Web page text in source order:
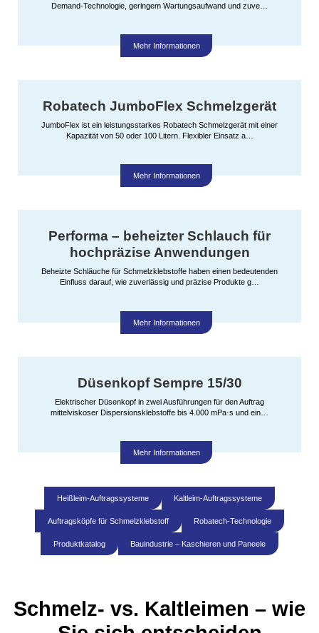
Demand-Technologie, geringem Wartungsaufwand und zuve…
Mehr Informationen
Robatech JumboFlex Schmelzgerät
JumboFlex ist ein leistungsstarkes Robatech Schmelzgerät mit einer
Kapazität von 50 oder 100 Litern. Flexibler Einsatz a…
Mehr Informationen
Performa – beheizter Schlauch für
hochpräzise Anwendungen
Beheizte Schläuche für Schmelzklebstoffe haben einen bedeutenden
Einfluss darauf, wie zuverlässig und präzise Produkte g…
Mehr Informationen
Düsenkopf Sempre 15/30
Elektrischer Düsenkopf in zwei Ausführungen für den Auftrag
mittelviskoser Dispersionsklebstoffe bis 4.000 mPa·s und ein…
Mehr Informationen
Heißleim-Auftragssysteme Kaltleim-Auftragssysteme
Auftragsköpfe für Schmelzklebstoff Robatech-Technologie
Produktkatalog Bauindustrie – Kaschieren und Paneele
Schmelz- vs. Kaltleimen – wie